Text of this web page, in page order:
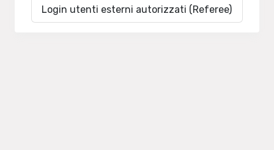
Login utenti esterni autorizzati (Referee)